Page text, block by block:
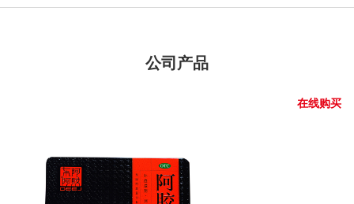
公司产品
在线购买